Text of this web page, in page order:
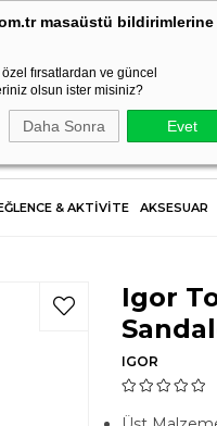
masaüstü bildirimlerine
fırsatlardan ve güncel
olsun ister misiniz?
Daha Sonra Evet
HIZLI KARGO
& AKTİVİTE AKSESUAR
Igor
IGOR